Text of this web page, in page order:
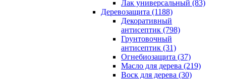
Лак универсальный (83)
Деревозащита (1188)
Декоративный
антисептик (798)
Грунтовочный
антисептик (31)
Огнебиозащита (37)
Масло для дерева (219)
Воск для дерева (30)